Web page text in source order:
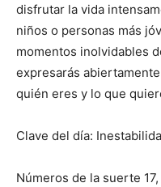
disfrutar la vida
niños o personas más
momentos inolvidables
expresarás
quién eres y lo que
Clave del día:
Números de la suerte